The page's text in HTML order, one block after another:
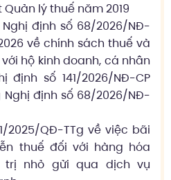
lý thuế năm 2019
Nghị định số 68/2026/NĐ-
về chính sách thuế và
hộ kinh doanh, cá nhân
định số 141/2026/NĐ-CP
Nghị định số 68/2026/NĐ-
2025/QĐ-TTg về việc bãi
thuế đối với hàng hóa
trị nhỏ gửi qua dịch vụ